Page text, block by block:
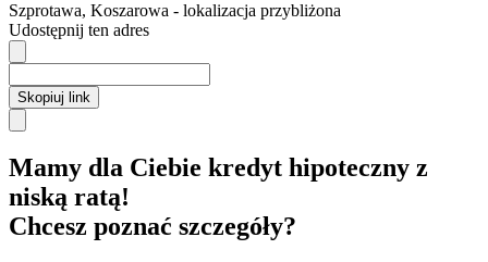
Szprotawa, Koszarowa - lokalizacja przybliżona
Udostępnij ten adres
Skopiuj link
Mamy dla Ciebie kredyt hipoteczny z
niską ratą!
Chcesz poznać szczegóły?